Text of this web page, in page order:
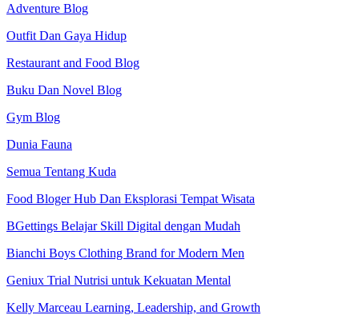
Adventure Blog
Outfit Dan Gaya Hidup
Restaurant and Food Blog
Buku Dan Novel Blog
Gym Blog
Dunia Fauna
Semua Tentang Kuda
Food Bloger Hub Dan Eksplorasi Tempat Wisata
BGettings Belajar Skill Digital dengan Mudah
Bianchi Boys Clothing Brand for Modern Men
Geniux Trial Nutrisi untuk Kekuatan Mental
Kelly Marceau Learning, Leadership, and Growth